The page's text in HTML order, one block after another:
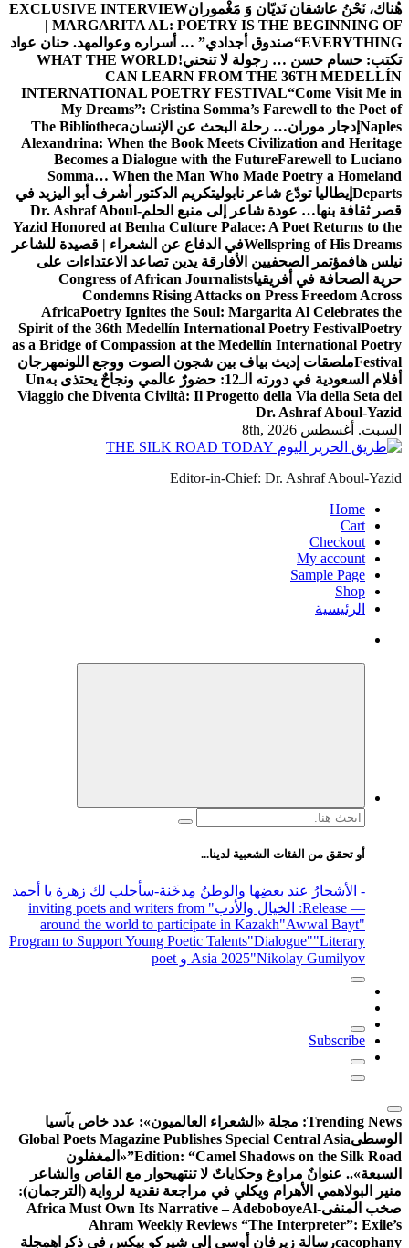
EXCLUSIVE
|
د. حنان عواد
WHAT
My
The
أبو اليزيد في
Dr. Ashraf
Yazid
قصيدة للشاعر
على
Africa
Spirit of the
as a Bridge of
مهرجان
Un
Viaggio che
زهرة يا أحمد
" inviting
around
Program to
بآسيا
Global Poets
والشاعر
(الترجمان):
Africa Must
ذكراهمجلة